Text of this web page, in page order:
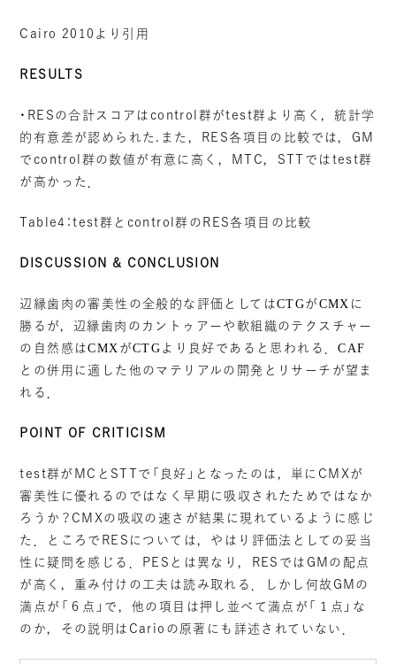
Cairo 2010より引用
RESULTS
・RESの合計スコアはcontrol群がtest群より高く，統計学
的有意差が認められた.また，RES各項目の比較では，GM
でcontrol群の数値が有意に高く，MTC，STTではtest群
が高かった．
Table4：test群とcontrol群のRES各項目の比較
DISCUSSION & CONCLUSION
辺縁歯肉の審美性の全般的な評価としてはCTGがCMX に
勝るが，辺縁歯肉のカントゥアーや軟組織のテクスチャー
の自然感はCMX がCTG より良好であると思われる．CAF
との併用に適した他のマテリアルの開発とリサーチが望ま
れる．
POINT OF CRITICISM
test群がMCとSTTで「良好」となったのは，単にCMXが
審美性に優れるのではなく早期に吸収されたためではなか
ろうか？CMXの吸収の速さが結果に現れているように感じ
た．ところでRESについては，やはり評価法としての妥当
性に疑問を感じる．PESとは異なり，RESではGMの配点
が高く，重み付けの工夫は読み取れる．しかし何故GMの
満点が「６点」で，他の項目は押し並べて満点が「１点」な
のか，その説明はCarioの原著にも詳述されていない．